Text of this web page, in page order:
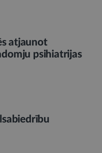
atjaunot
psihiatrijas